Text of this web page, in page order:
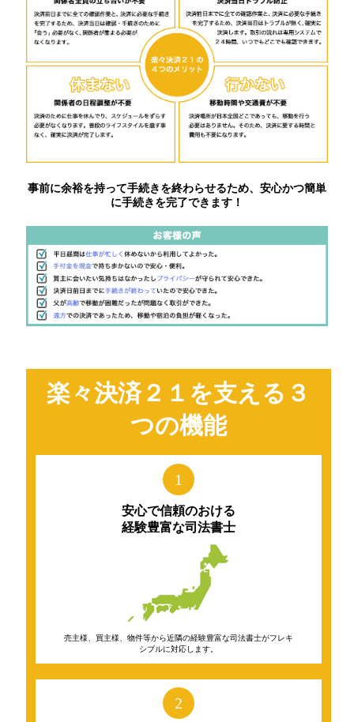
事前に余裕を持って手続きを終わらせるため、安心かつ簡単
に手続きを完了できます！
楽々決済２１を支える３
つの機能
1
安心で信頼のおける
経験豊富な司法書士
売主様、買主様、物件等から近隣の経験豊富な司法書士がフレキ
シブルに対応します。
2